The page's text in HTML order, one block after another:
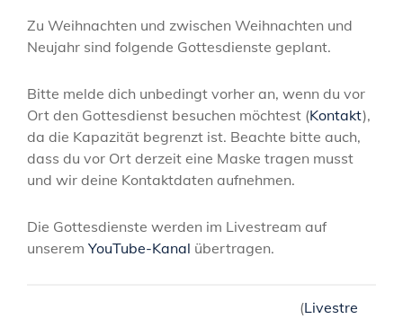
Zu Weihnachten und zwischen Weihnachten und
Neujahr sind folgende Gottesdienste geplant.
Bitte melde dich unbedingt vorher an, wenn du vor
Ort den Gottesdienst besuchen möchtest (Kontakt),
da die Kapazität begrenzt ist. Beachte bitte auch,
dass du vor Ort derzeit eine Maske tragen musst
und wir deine Kontaktdaten aufnehmen.
Die Gottesdienste werden im Livestream auf
unserem YouTube-Kanal übertragen.
(Livestre